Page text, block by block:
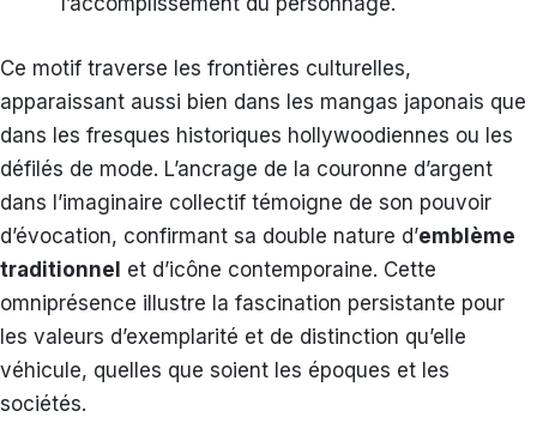
Ce motif traverse les frontières culturelles,
apparaissant aussi bien dans les mangas japonais que
dans les fresques historiques hollywoodiennes ou les
défilés de mode. L’ancrage de la couronne d’argent
dans l’imaginaire collectif témoigne de son pouvoir
d’évocation, confirmant sa double nature d’emblème
traditionnel et d’icône contemporaine. Cette
omniprésence illustre la fascination persistante pour
les valeurs d’exemplarité et de distinction qu’elle
véhicule, quelles que soient les époques et les
sociétés.